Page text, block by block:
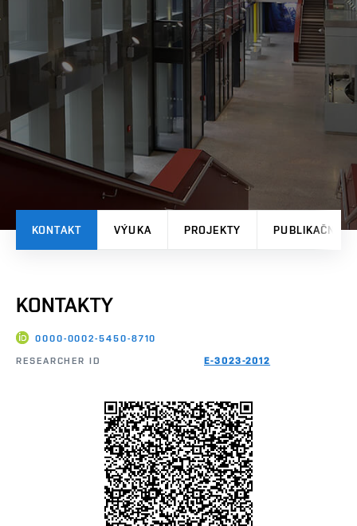
KONTAKT VÝUKA PROJEKTY PUBLIKAČNÍ
KONTAKTY
0000-0002-5450-8710
RESEARCHER ID E-3023-2012